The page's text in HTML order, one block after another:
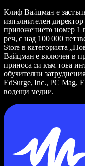
Клиф Вайцман е
изпълнителен
приложението номер 1 в
реч, с над 100 000
Store в категорията
Вайцман е включен в
приноса си към това
обучителни
EdSurge, Inc., PC Mag,
водещи медии.